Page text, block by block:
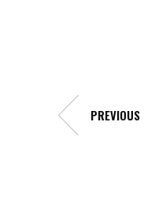
PREVIOUS